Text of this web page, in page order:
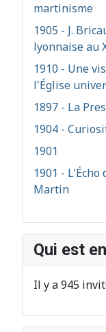
martinisme
1905 - J.
lyonnaise au
1910 - Une
l'Église
1897 - La
1904 -
1901
1901 -
Martin
Qui est
Il y a 945